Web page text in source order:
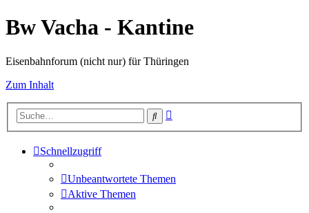
Bw Vacha - Kantine
Eisenbahnforum (nicht nur) für Thüringen
Zum Inhalt
Suche
Schnellzugriff
Unbeantwortete Themen
Aktive Themen